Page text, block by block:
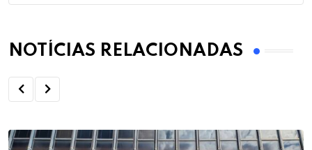
NOTÍCIAS RELACIONADAS